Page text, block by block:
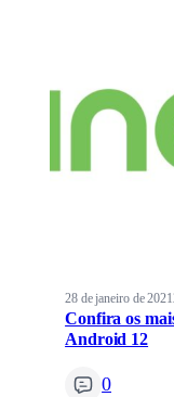
28 de janeiro de 2021
Confira os
Android 12
0